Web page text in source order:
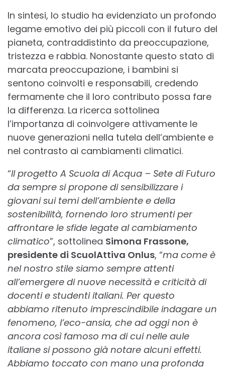
In sintesi, lo studio ha evidenziato un profondo
legame emotivo dei più piccoli con il futuro del
pianeta, contraddistinto da preoccupazione,
tristezza e rabbia. Nonostante questo stato di
marcata preoccupazione, i bambini si
sentono coinvolti e responsabili, credendo
fermamente che il loro contributo possa fare
la differenza. La ricerca sottolinea
l’importanza di coinvolgere attivamente le
nuove generazioni nella tutela dell’ambiente e
nel contrasto ai cambiamenti climatici.
“Il progetto A Scuola di Acqua – Sete di Futuro
da sempre si propone di sensibilizzare i
giovani sui temi dell’ambiente e della
sostenibilità, fornendo loro strumenti per
affrontare le sfide legate al cambiamento
climatico”, sottolinea Simona Frassone,
presidente di ScuolAttiva Onlus, “ma come è
nel nostro stile siamo sempre attenti
all’emergere di nuove necessità e criticità di
docenti e studenti italiani. Per questo
abbiamo ritenuto imprescindibile indagare un
fenomeno, l’eco-ansia, che ad oggi non è
ancora così famoso ma di cui nelle aule
italiane si possono già notare alcuni effetti.
Abbiamo toccato con mano una profonda